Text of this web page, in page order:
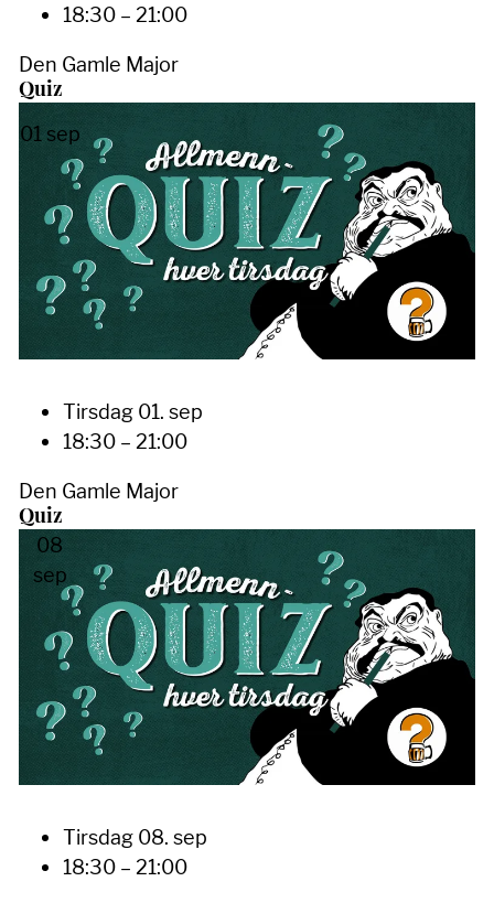
18:30 – 21:00
Den Gamle Major
Quiz
01 sep
Tirsdag 01. sep
18:30 – 21:00
Den Gamle Major
Quiz
08
sep
Tirsdag 08. sep
18:30 – 21:00